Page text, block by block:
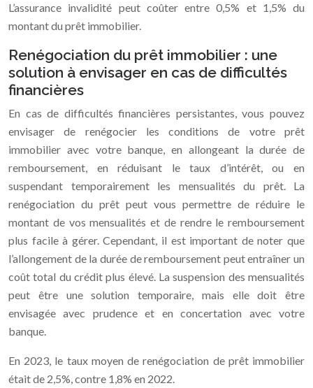
L’assurance invalidité peut coûter entre 0,5% et 1,5% du
montant du prêt immobilier.
Renégociation du prêt immobilier : une
solution à envisager en cas de difficultés
financières
En cas de difficultés financières persistantes, vous pouvez
envisager de renégocier les conditions de votre prêt
immobilier avec votre banque, en allongeant la durée de
remboursement, en réduisant le taux d’intérêt, ou en
suspendant temporairement les mensualités du prêt. La
renégociation du prêt peut vous permettre de réduire le
montant de vos mensualités et de rendre le remboursement
plus facile à gérer. Cependant, il est important de noter que
l’allongement de la durée de remboursement peut entraîner un
coût total du crédit plus élevé. La suspension des mensualités
peut être une solution temporaire, mais elle doit être
envisagée avec prudence et en concertation avec votre
banque.
En 2023, le taux moyen de renégociation de prêt immobilier
était de 2,5%, contre 1,8% en 2022.